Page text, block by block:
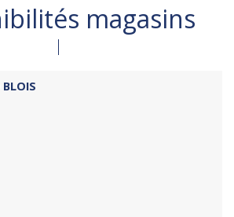
magasins
BLOIS